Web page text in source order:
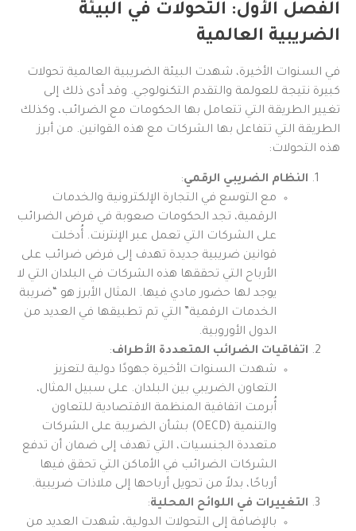
الفصل الأول: التحولات في البيئة
الضريبية العالمية
في السنوات الأخيرة، شهدت البيئة الضريبية العالمية تحولات
كبيرة نتيجة للعولمة والتقدم التكنولوجي. وقد أدى ذلك إلى
تغيير الطريقة التي تتعامل بها الحكومات مع الضرائب، وكذلك
الطريقة التي تتفاعل بها الشركات مع هذه القوانين. من أبرز
هذه التحولات:
النظام الضريبي الرقمي:
مع التوسع في التجارة الإلكترونية والخدمات
الرقمية، تجد الحكومات صعوبة في فرض الضرائب
على الشركات التي تعمل عبر الإنترنت. أُدخلت
قوانين ضريبية جديدة تهدف إلى فرض ضرائب على
الأرباح التي تحققها هذه الشركات في البلدان التي لا
يوجد لها حضور مادي فيها. المثال الأبرز هو “ضريبة
الخدمات الرقمية” التي تم تطبيقها في العديد من
الدول الأوروبية.
اتفاقيات الضرائب المتعددة الأطراف:
شهدت السنوات الأخيرة جهودًا دولية لتعزيز
التعاون الضريبي بين البلدان. على سبيل المثال،
أُبرمت اتفاقية المنظمة الاقتصادية للتعاون
والتنمية (OECD) بشأن الضريبة على الشركات
متعددة الجنسيات، التي تهدف إلى ضمان أن تدفع
الشركات الضرائب في الأماكن التي تحقق فيها
أرباحًا، بدلاً من تحويل أرباحها إلى ملاذات ضريبية.
التغييرات في اللوائح المحلية:
بالإضافة إلى التحولات الدولية، شهدت العديد من